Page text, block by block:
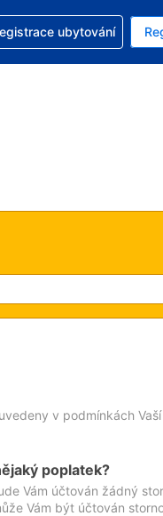
zvolená měna:
Aktuálně zvolený
s rezervací
ubytování
v podmínkách
poplatek?
Vám účtován žádný
Vám být účtován